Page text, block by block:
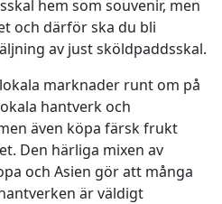
hem som souvenir, men
och därför ska du bli
av just sköldpaddsskal.
marknader runt om på
hantverk och
även köpa färsk frukt
Den härliga mixen av
och Asien gör att många
är väldigt